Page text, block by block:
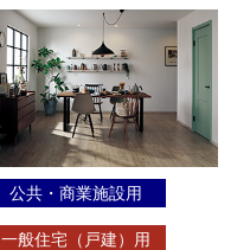
公共・商業施設用
一般住宅（戸建）用